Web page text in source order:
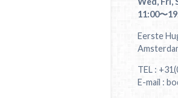
11:00〜
Eerste
TEL :
E-mail :